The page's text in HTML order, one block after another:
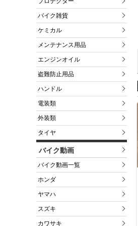
バイク雑貨
ケミカル
メンテナンス用品
エンジンオイル
盗難防止用品
ハンドル
電装類
外装類
タイヤ
バイク動画
バイク動画一覧
ホンダ
ヤマハ
スズキ
カワサキ